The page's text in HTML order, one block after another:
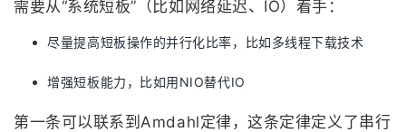
需要从“系统短板”（比如网络延迟、IO）着手：
尽量提高短板操作的并行化比率，比如多线程下载技术
增强短板能力，比如用NIO替代IO
第一条可以联系到Amdahl定律，这条定律定义了串行